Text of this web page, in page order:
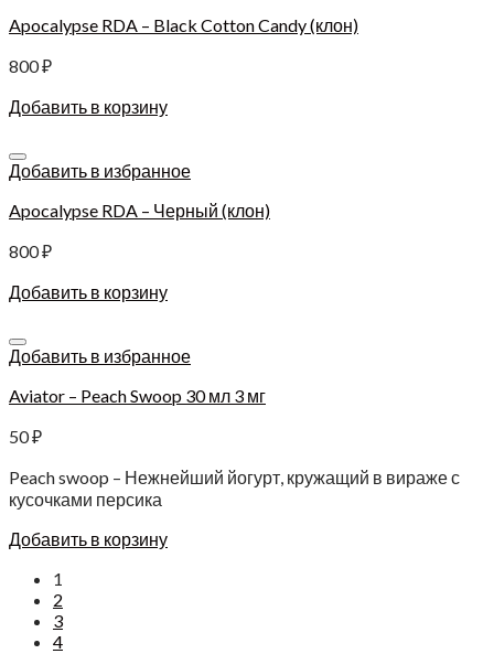
Apocalypse RDA – Black Cotton Candy (клон)
800₽
Добавить в корзину
Добавить в избранное
Apocalypse RDA – Черный (клон)
800₽
Добавить в корзину
Добавить в избранное
Aviator – Peach Swoop 30 мл 3 мг
50₽
Peach swoop – Нежнейший йогурт, кружащий в вираже с
кусочками персика
Добавить в корзину
1
2
3
4